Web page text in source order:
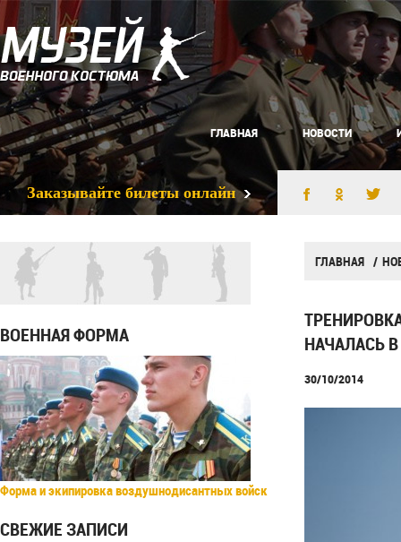
ГЛАВНАЯ НОВОСТИ
Заказывайте билеты онлайн
ВОЕННАЯ ФОРМА
Форма и экипировка воздушнодисантных войск
СВЕЖИЕ ЗАПИСИ
ГЛАВНАЯ
НАЧАЛАСЬ
30/10/2014